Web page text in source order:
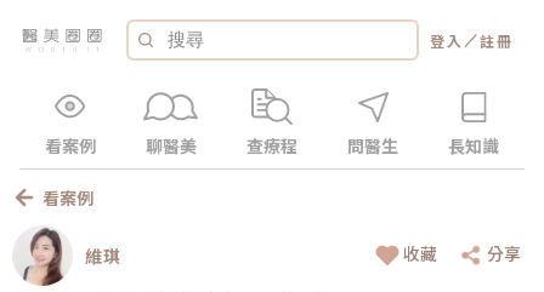
登入 ／註冊
看案例 聊醫美 查療程 問醫生 長知識
看案例
維琪 收藏 分享